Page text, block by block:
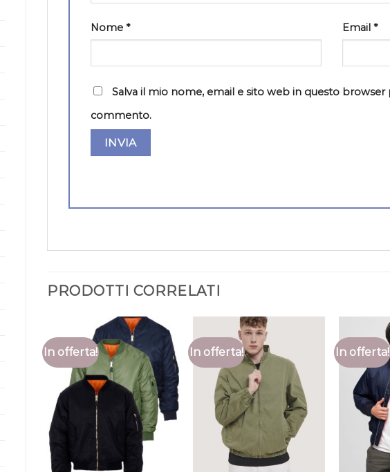
Nome * Email *
Salva il mio nome, email e sito web in questo
commento.
PRODOTTI CORRELATI
In offerta! In offerta! In offerta!